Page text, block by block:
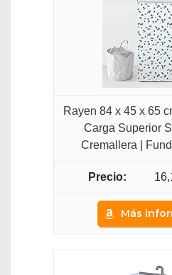
Rayen 84 x 45 x 65
Carga Superior
Cremallera |
Más